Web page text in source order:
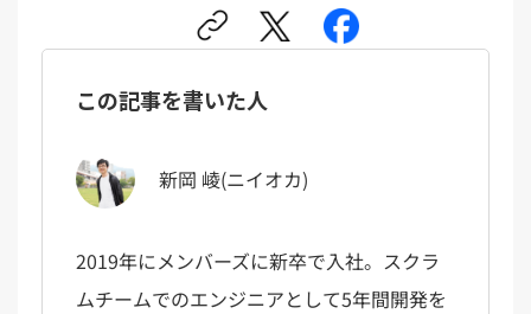
この記事を書いた人
新岡 崚(ニイオカ)
2019年にメンバーズに新卒で入社。スクラ
ムチームでのエンジニアとして5年間開発を